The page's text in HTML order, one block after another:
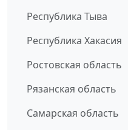
Республика Тыва
Республика Хакасия
Ростовская область
Рязанская область
Самарская область